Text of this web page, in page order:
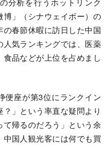
分析を行うホットリンク
」（シナウェイボー）の
春節休暇に訪日した中国
気ランキングでは、医薬
品などが上位を占めまし
座が第3位にランクイン
」という率直な疑問より
帰るのだろう」という余
国人観光客には何でも買